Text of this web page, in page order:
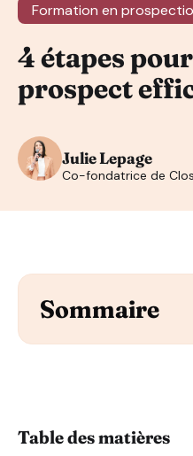
Formation en
4 étapes
prospect
Julie Lepage
Co-fondatrice de
Sommaire
Table des matières